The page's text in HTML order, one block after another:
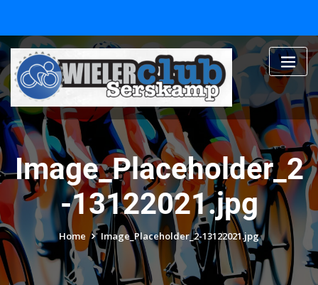
content
Image_Placeholder_2
-13122021.jpg
Home Image_Placeholder_2-13122021.jpg